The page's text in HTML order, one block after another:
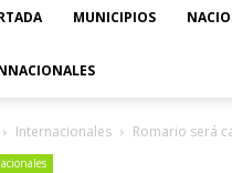
MUNICIPIOS
Internacionales Romario será